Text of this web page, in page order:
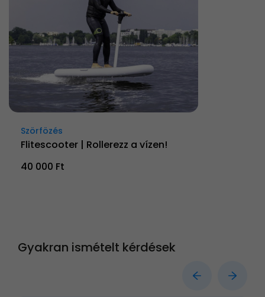
Szörfözés
Flitescooter | Rollerezz a vízen!
40 000 Ft
Gyakran ismételt kérdések